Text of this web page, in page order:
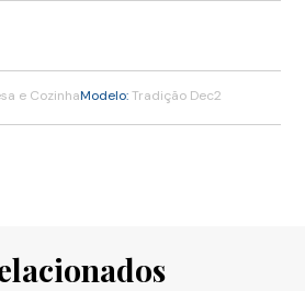
e CozinhaModelo:Tradição Dec2